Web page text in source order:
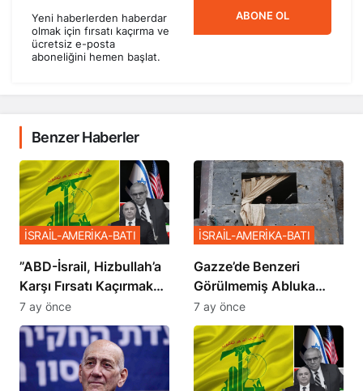
Yeni haberlerden haberdar
olmak için fırsatı kaçırma ve
ücretsiz e-posta
aboneliğini hemen başlat.
ABONE OL
Benzer Haberler
​​​​​​​”ABD-İsrail, Hizbullah’a
Karşı Fırsatı Kaçırmak
İstemiyor”
İSRAİL-AMERİKA-BATI
7 ay önce
​​​​​​​Gazze’de Benzeri
Görülmemiş Abluka
Planı
İSRAİL-AMERİKA-BATI
7 ay önce